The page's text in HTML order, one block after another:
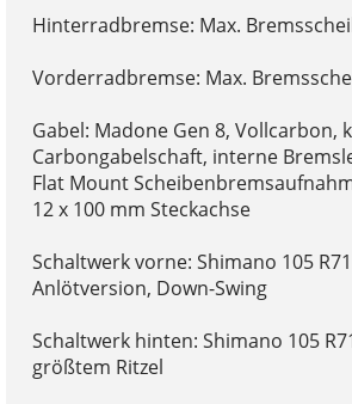
Hinterradbremse: Max.
Vorderradbremse: Max.
Gabel: Madone Gen 8, Vollcarbon,
Carbongabelschaft, interne
Flat Mount
12 x 100 mm Steckachse
Schaltwerk vorne: Shimano 105
Anlötversion, Down-Swing
Schaltwerk hinten: Shimano 105
größtem Ritzel